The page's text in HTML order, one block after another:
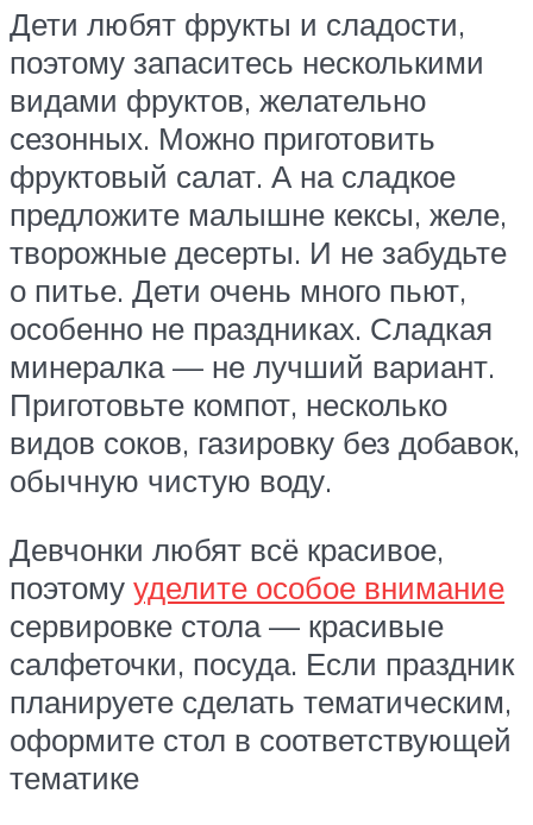
Дети любят фрукты и сладости,
поэтому запаситесь несколькими
видами фруктов, желательно
сезонных. Можно приготовить
фруктовый салат. А на сладкое
предложите малышне кексы, желе,
творожные десерты. И не забудьте
о питье. Дети очень много пьют,
особенно не праздниках. Сладкая
минералка — не лучший вариант.
Приготовьте компот, несколько
видов соков, газировку без добавок,
обычную чистую воду.
Девчонки любят всё красивое,
поэтому уделите особое внимание
сервировке стола — красивые
салфеточки, посуда. Если праздник
планируете сделать тематическим,
оформите стол в соответствующей
тематике